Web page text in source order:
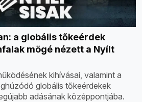
a globális tőkeérdek
mögé nézett a Nyílt
kihívásai, valamint a
globális tőkeérdekek
adásának középpontjába.